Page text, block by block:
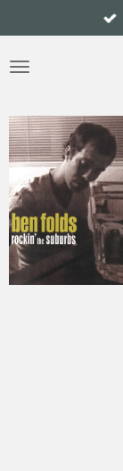
direct
naar